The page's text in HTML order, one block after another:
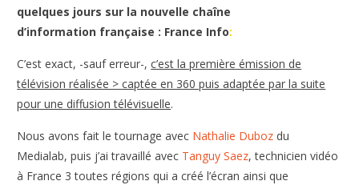
quelques jours sur la nouvelle chaîne
d’information française : France Info:
C’est exact, -sauf erreur-,c’est la première émission de
télévision réalisée > captée en 360 puis adaptée par la suite
pour une diffusion télévisuelle.
Nous avons fait le tournage avec Nathalie Duboz du
Medialab, puis j’ai travaillé avec Tanguy Saez, technicien vidéo
à France 3 toutes régions qui a créé l’écran ainsi que